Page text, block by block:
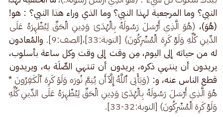
النبي؟ وما المرجعية لهذا النبي؟ وما الذي وراء هذا النبي؟ : هو!
(هُوَ)، (هُوَ الَّذِي أَرْسَلَ رَسُولَهُ بِالْهُدَىٰ وَدِينِ الْحَقِّ لِيُظْهِرَهُ عَلَى
الدِّينِ كُلِّهِ وَلَوْ كَرِهَ الْمُشْرِكُونَ) [التوبة:33]،[الصف:9].
والمُعادون
له من حياته إلى اليوم، مِن وقت إلى وقت وكل ساعة بأسلوب،
يريدون أن ينتهي ذكره، يريدون أن تنتهي الصِّلَة به، ويريدون
قطع الناس عنه، و: (وَیَأۡبَى ٱللَّهُ إِلَّاۤ أَن یُتِمَّ نُورَه وَلَوۡ كَرِهَ ٱلۡكَـٰفِرُونَ *
هُوَ الَّذِي أَرْسَلَ رَسُولَهُ بِالْهُدَىٰ وَدِينِ الْحَقِّ لِيُظْهِرَهُ عَلَى الدِّينِ كُلِّهِ
وَلَوْ كَرِهَ الْمُشْرِكُونَ) [التوبة:32-33].